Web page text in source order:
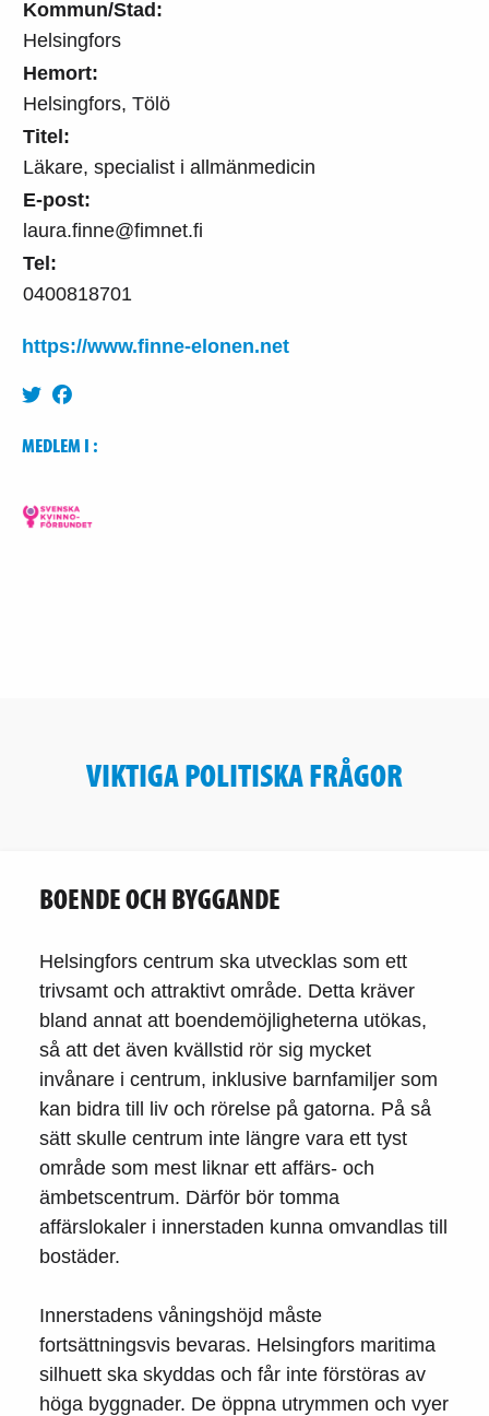
Kommun/Stad:
Helsingfors
Hemort:
Helsingfors, Tölö
Titel:
Läkare, specialist i allmänmedicin
E-post:
laura.finne@fimnet.fi
Tel:
0400818701
https://www.finne-elonen.net
MEDLEM I :
VIKTIGA POLITISKA FRÅGOR
BOENDE OCH BYGGANDE
Helsingfors centrum ska utvecklas som ett
trivsamt och attraktivt område. Detta kräver
bland annat att boendemöjligheterna utökas,
så att det även kvällstid rör sig mycket
invånare i centrum, inklusive barnfamiljer som
kan bidra till liv och rörelse på gatorna. På så
sätt skulle centrum inte längre vara ett tyst
område som mest liknar ett affärs- och
ämbetscentrum. Därför bör tomma
affärslokaler i innerstaden kunna omvandlas till
bostäder.
Innerstadens våningshöjd måste
fortsättningsvis bevaras. Helsingfors maritima
silhuett ska skyddas och får inte förstöras av
höga byggnader. De öppna utrymmen och vyer